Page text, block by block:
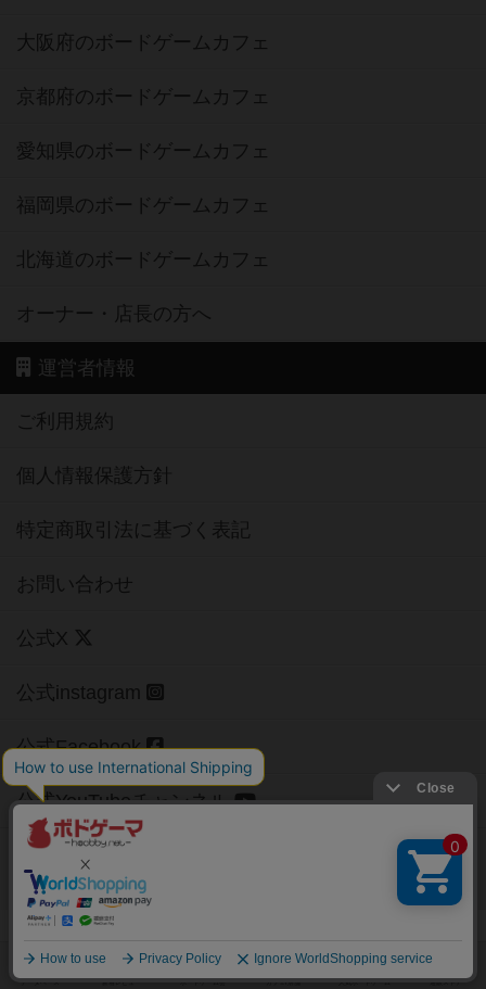
大阪府のボードゲームカフェ
京都府のボードゲームカフェ
愛知県のボードゲームカフェ
福岡県のボードゲームカフェ
北海道のボードゲームカフェ
オーナー・店長の方へ
運営者情報
ご利用規約
個人情報保護方針
特定商取引法に基づく表記
お問い合わせ
公式X
公式instagram
公式Facebook
公式YouTubeチャンネル